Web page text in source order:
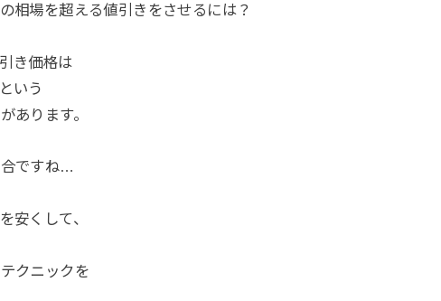
相場を超える値引きをさせるには？
き価格は
いう
あります。
ですね…
安くして、
クニックを